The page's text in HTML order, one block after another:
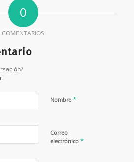
0
COMENTARIOS
Nombre *
Correo
electrónico *